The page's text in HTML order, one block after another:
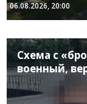
06.08.2026, 20:00
Схема с
военный,